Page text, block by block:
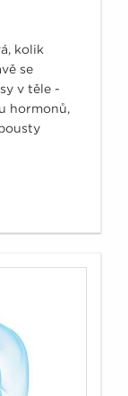
kolik
se
v těle -
hormonů,